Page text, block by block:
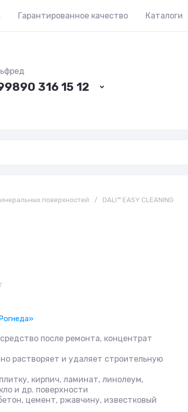
Гарантированное качество Каталоги
316 15 12
поверхностей / DALI™ EASY CLEANING
после ремонта, концентрат
растворяет и удаляет строительную
кирпич, ламинат, линолеум,
и др. поверхности
цемент, ржавчину, известковый